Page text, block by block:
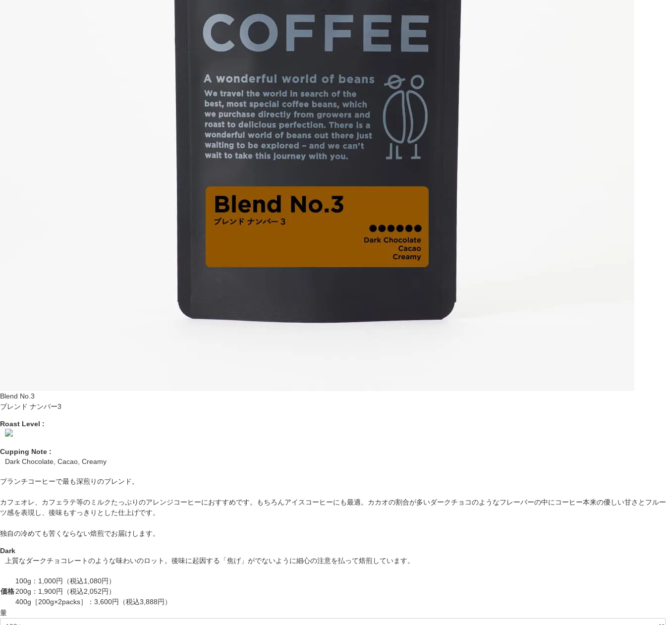
Blend No.3
ブレンド ナンバー3
Roast Level :
Cupping Note :
Dark Chocolate, Cacao, Creamy
ブランチコーヒーで最も深煎りのブレンド。
カフェオレ、カフェラテ等のミルクたっぷりのアレンジコーヒーにおすすめです。もちろんアイスコーヒーにも最適。カカオの割合が多いダークチョコのようなフレーバーの中にコーヒー本来の優しい甘さとフルー
ツ感を表現し、後味もすっきりとした仕上げです。
独自の冷めても苦くならない焙煎でお届けします。
Dark
上質なダークチョコレートのような味わいのロット。後味に起因する「焦げ」がでないように細心の注意を払って焙煎しています。
価格
100g： 1,000円（税込1,080円）
200g： 1,900円（税込2,052円）
400g［200g×2packs］： 3,600円（税込3,888円）
量